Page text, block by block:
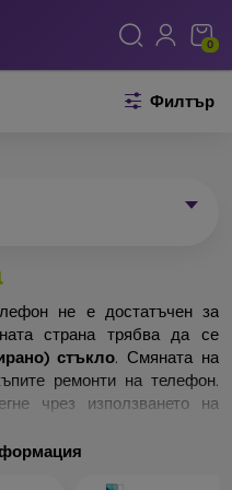
0
Филтър
не е достатъчен за
страна трябва да се
стъкло. Смяната на
ремонти на телефон.
чрез използването на
не съществува, но при